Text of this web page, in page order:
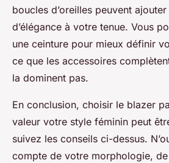
boucles d’oreilles peuvent
d’élégance à votre tenue. Vous
une ceinture pour mieux définir
ce que les accessoires
la dominent pas.
En conclusion, choisir le blazer
valeur votre style féminin peut
suivez les conseils ci-dessus.
compte de votre morphologie,